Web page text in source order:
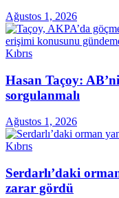
Ağustos 1, 2026
Kıbrıs
Hasan Taçoy:
sorgulanmalı
Ağustos 1, 2026
Kıbrıs
Serdarlı’daki
zarar gördü